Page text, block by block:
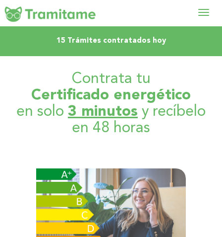
15 Trámites contratados hoy
Contrata tu
Certificado energético
en solo 3 minutos y recíbelo
en 48 horas